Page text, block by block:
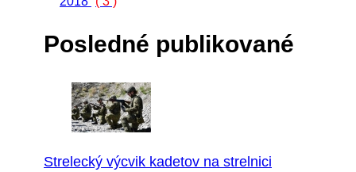
Posledné publikované
Strelecký výcvik kadetov na strelnici